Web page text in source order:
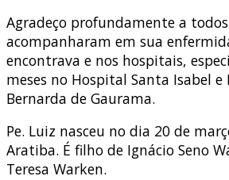
Agradeço profundamente a
acompanharam em sua
encontrava e nos hospitais,
meses no Hospital Santa Isabel e
Bernarda de Gaurama.
Pe. Luiz nasceu no dia 20 de
Aratiba. É filho de Ignácio Seno
Teresa Warken.